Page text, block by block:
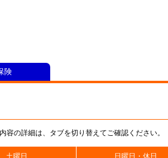
の詳細は、タブを切り替えてご確認ください。
険